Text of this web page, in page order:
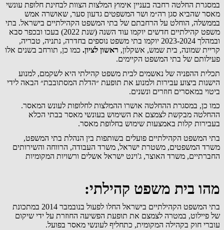
במסגרת החלטה רחבה בעניין אימוץ המלצות הצוות לבחינת חלופת עונשי
מאסר שהביא סגן רה״מ ושר המשפטים גדעון סער, שאושרה אמש
בממשלה, הוחלט על הרחבתם של בתי המשפט הקהילתיים בישראל. בתי
משפט קהילתיים חדשים יוקמו עוד השנה (שנת 2022) בעכו ובכפר סבא
ובמהלך 2023-2024 יוקמו בתי משפט נוספים בחדרה, נתניה, טבריה,
קריית שמונה, בית שמש, אשקלון, ראשון לציון. כמו כן, תורחב בשנים אלו
פעילותם של בתי המשפט הקיימים.
תכלית ההפניה של נאשמים לבית משפט קהילתי היא לשקמם, למנוע
הישנות ביצוע עבירות ולמנוע את תופעת ״הדלת המסתובבת״ הבאה לידי
ביטוי במאסרים חוזרים ונשנים.
כמו כן, במסגרת ההחלטה אושרו ההמלצות לחלופות לעונש המאסר.
ההחלטה מבקשת לצמצם את השימוש בעונשי מאסר בבתי הכלא
בעבירות קלות באמצעות שימוש בחלופת מאסר.
בתי המשפט הקהילתיים פועלים בשותפות בין הנהלת בתי המשפט,
משרד המשפטים, משטרת ישראל, משרד העבודה, הרווחה והשירותים
החברתיים, משרד האוצר, ג'וינט ישראל אשלים ורשויות המקומיות
מהו בית משפט קהילתי:
בתי המשפט הקהילתיים בישראל החלו לפעול בנובמבר 2014 במתכונת
של פיילוט, במטרה לצמצם את תופעת הפשיעה החוזרת על ידי שיקום
עוברי חוק בקהילה המקומית, כתחליף לעונשי מאסר בפועל.